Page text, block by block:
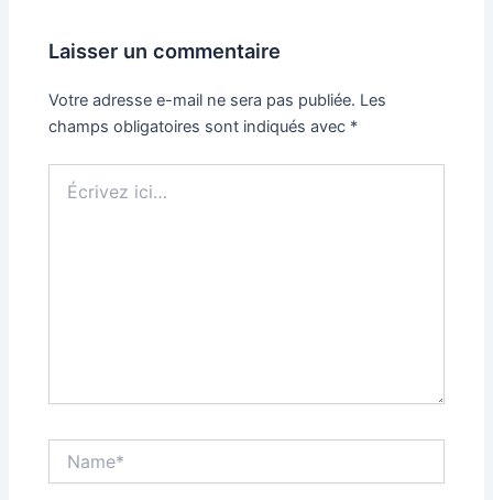
Laisser un commentaire
Votre adresse e-mail ne sera pas publiée. Les
champs obligatoires sont indiqués avec *
ici…